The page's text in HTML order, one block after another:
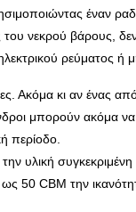
έναν
νεκρού βάρους, δεν
ρεύματος ή
Ακόμα κι αν ένας
μπορούν ακόμα
περίοδο.
υλική
50 CBM την